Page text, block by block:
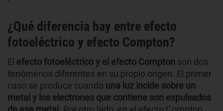
¿Qué diferencia hay entre efecto
fotoeléctrico y efecto Compton?
El efecto fotoeléctrico y el efecto Compton son dos
fenómenos diferentes en su propio origen. El primer
caso se produce cuando una luz incide sobre un
metal y los electrones que contiene son expulsados